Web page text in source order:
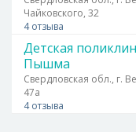
Чайковского, 32
4 отзыва
Детская
Пышма
Свердловская обл., г.
47а
4 отзыва